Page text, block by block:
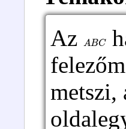
Az
A BC
metszi,